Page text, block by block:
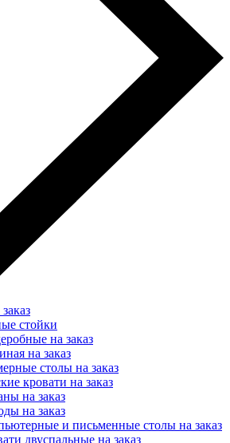
стойки
на заказ
на заказ
столы на заказ
кровати на заказ
на заказ
на заказ
и письменные столы на заказ
двуспальные на заказ